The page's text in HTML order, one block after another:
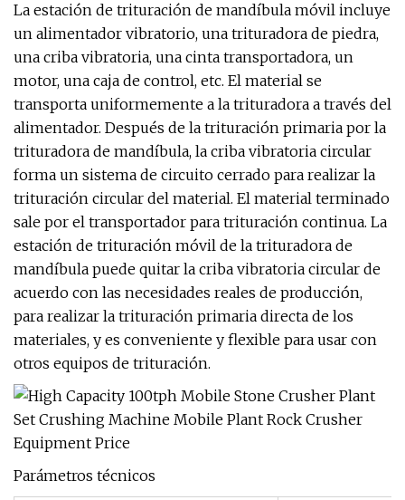
La estación de trituración de mandíbula móvil incluye
un alimentador vibratorio, una trituradora de piedra,
una criba vibratoria, una cinta transportadora, un
motor, una caja de control, etc. El material se
transporta uniformemente a la trituradora a través del
alimentador. Después de la trituración primaria por la
trituradora de mandíbula, la criba vibratoria circular
forma un sistema de circuito cerrado para realizar la
trituración circular del material. El material terminado
sale por el transportador para trituración continua. La
estación de trituración móvil de la trituradora de
mandíbula puede quitar la criba vibratoria circular de
acuerdo con las necesidades reales de producción,
para realizar la trituración primaria directa de los
materiales, y es conveniente y flexible para usar con
otros equipos de trituración.
Parámetros técnicos